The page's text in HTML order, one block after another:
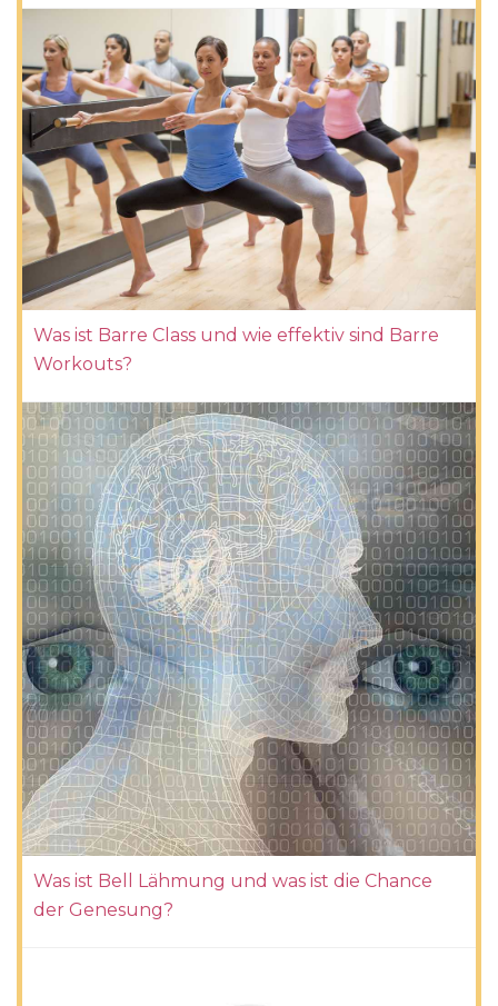
Was ist Barre Class und wie effektiv sind Barre
Workouts?
Was ist Bell Lähmung und was ist die Chance
der Genesung?